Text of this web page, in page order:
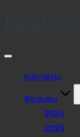
Контакты
Фильмы
2024
2025